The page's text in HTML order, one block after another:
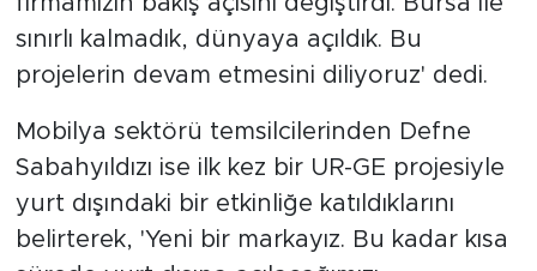
sınırlı kalmadık, dünyaya açıldık. Bu
projelerin devam etmesini diliyoruz' dedi.
Mobilya sektörü temsilcilerinden Defne
Sabahyıldızı ise ilk kez bir UR-GE projesiyle
yurt dışındaki bir etkinliğe katıldıklarını
belirterek, 'Yeni bir markayız. Bu kadar kısa